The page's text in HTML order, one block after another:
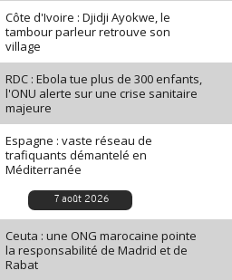
Côte d'Ivoire : Djidji Ayokwe, le
tambour parleur retrouve son
village
RDC : Ebola tue plus de 300 enfants,
l'ONU alerte sur une crise sanitaire
majeure
Espagne : vaste réseau de
trafiquants démantelé en
Méditerranée
7 août 2026
Ceuta : une ONG marocaine pointe
la responsabilité de Madrid et de
Rabat